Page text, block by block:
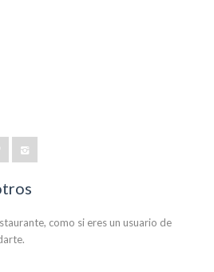
como si eres un usuario de